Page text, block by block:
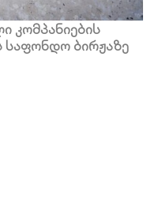
კომპანიების
საფონდო ბირჟაზე